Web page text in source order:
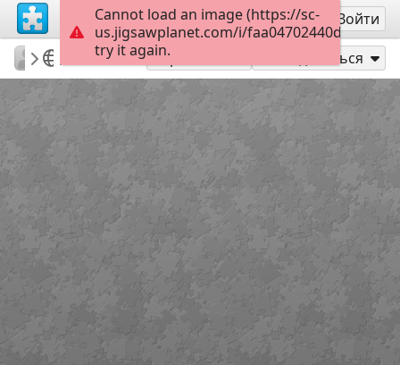
Регистрация Войти
PatriciaF
BotanyBay
Anzac 165
Играть как Поделиться
Cannot load an image (https://sc-
us.jigsawplanet.com/i/
try it again.